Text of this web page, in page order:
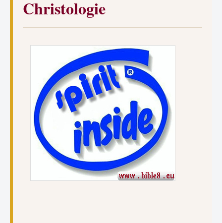
Christologie